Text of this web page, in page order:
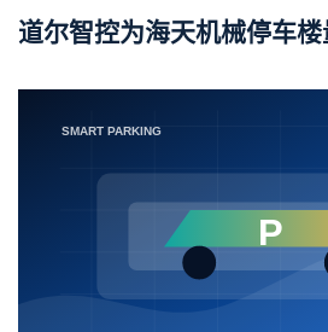
道尔智控为海天机械停车